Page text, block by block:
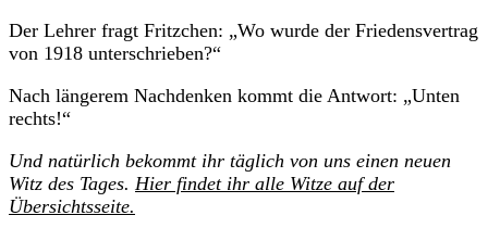
Der Lehrer fragt Fritzchen: „Wo wurde der Friedensvertrag
von 1918 unterschrieben?“
Nach längerem Nachdenken kommt die Antwort: „Unten
rechts!“
Und natürlich bekommt ihr täglich von uns einen neuen
Witz des Tages. Hier findet ihr alle Witze auf der
Übersichtsseite.